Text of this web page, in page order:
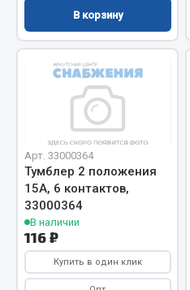
Весь раздел
Кольца уплотнительные
Лента конвейерная
Манжеты
Паронит
Патрубки
Прокладки
Рукава высокого давления
В корзину
Арт. 33000364
Тумблер 2 положения
15А, 6 контактов,
33000364
В наличии
116 ₽
Купить в один клик